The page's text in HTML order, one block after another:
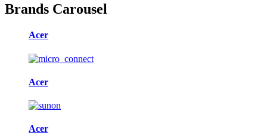
Brands Carousel
Acer
Acer
Acer